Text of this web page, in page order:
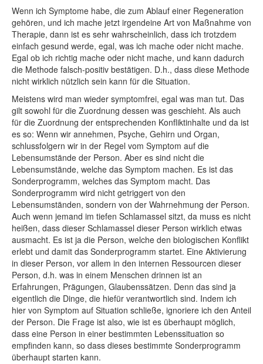
Wenn ich Symptome habe, die zum Ablauf einer Regeneration
gehören, und ich mache jetzt irgendeine Art von Maßnahme von
Therapie, dann ist es sehr wahrscheinlich, dass ich trotzdem
einfach gesund werde, egal, was ich mache oder nicht mache.
Egal ob ich richtig mache oder nicht mache, und kann dadurch
die Methode falsch-positiv bestätigen. D.h., dass diese Methode
nicht wirklich nützlich sein kann für die Situation.
Meistens wird man wieder symptomfrei, egal was man tut. Das
gilt sowohl für die Zuordnung dessen was geschieht. Als auch
für die Zuordnung der entsprechenden Konfliktinhalte und da ist
es so: Wenn wir annehmen, Psyche, Gehirn und Organ,
schlussfolgern wir in der Regel vom Symptom auf die
Lebensumstände der Person. Aber es sind nicht die
Lebensumstände, welche das Symptom machen. Es ist das
Sonderprogramm, welches das Symptom macht. Das
Sonderprogramm wird nicht getriggert von den
Lebensumständen, sondern von der Wahrnehmung der Person.
Auch wenn jemand im tiefen Schlamassel sitzt, da muss es nicht
heißen, dass dieser Schlamassel dieser Person wirklich etwas
ausmacht. Es ist ja die Person, welche den biologischen Konflikt
erlebt und damit das Sonderprogramm startet. Eine Aktivierung
in dieser Person, vor allem in den internen Ressourcen dieser
Person, d.h. was in einem Menschen drinnen ist an
Erfahrungen, Prägungen, Glaubenssätzen. Denn das sind ja
eigentlich die Dinge, die hiefür verantwortlich sind. Indem ich
hier von Symptom auf Situation schließe, ignoriere ich den Anteil
der Person. Die Frage ist also, wie ist es überhaupt möglich,
dass eine Person in einer bestimmten Lebenssituation so
empfinden kann, so dass dieses bestimmte Sonderprogramm
überhaupt starten kann.